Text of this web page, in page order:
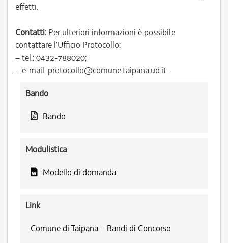
effetti.
Contatti: Per ulteriori informazioni è possibile
contattare l’Ufficio Protocollo:
– tel.: 0432-788020;
– e-mail: protocollo@comune.taipana.ud.it.
Bando
Bando
Modulistica
Modello di domanda
Link
Comune di Taipana – Bandi di Concorso